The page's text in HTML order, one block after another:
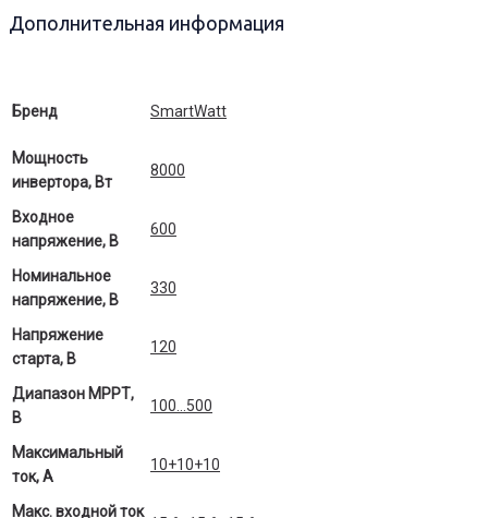
Дополнительная информация
Бренд SmartWatt
Мощность
инвертора, Вт
8000
Входное
напряжение, В
600
Номинальное
напряжение, В
330
Напряжение
старта, В
120
Диапазон МРРТ,
В
100…500
Максимальный
ток, А
10+10+10
Макс. входной ток